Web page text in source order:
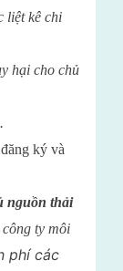
liệt kê chi
hại cho chủ
ký và
nguồn thải
công ty môi
phí các